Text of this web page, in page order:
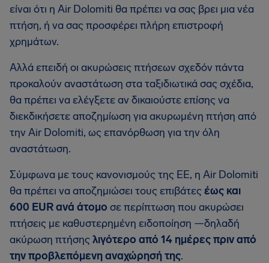
είναι ότι η Air Dolomiti θα πρέπει να σας βρει μια νέα
πτήση, ή να σας προσφέρει πλήρη επιστροφή
χρημάτων.
Αλλά επειδή οι ακυρώσεις πτήσεων σχεδόν πάντα
προκαλούν αναστάτωση στα ταξιδιωτικά σας σχέδια,
θα πρέπει να ελέγξετε αν δικαιούστε επίσης να
διεκδικήσετε αποζημίωση για ακυρωμένη πτήση από
την Air Dolomiti, ως επανόρθωση για την όλη
αναστάτωση.
Σύμφωνα με τους κανονισμούς της ΕΕ, η Air Dolomiti
θα πρέπει να αποζημιώσει τους επιβάτεςέως και
600 EUR ανά άτομο σε περίπτωση που ακυρώσει
πτήσεις με καθυστερημένη ειδοποίηση —δηλαδή
ακύρωση πτήσηςλιγότερο από 14 ημέρες πριν από
την προβλεπόμενη αναχώρησή της.